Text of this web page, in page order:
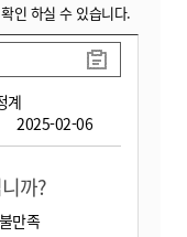
인 하실 수 있습니다.
계
2025-02-06
까?
불만족